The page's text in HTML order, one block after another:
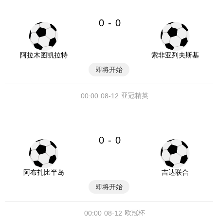
阿拉木图凯拉特
0 - 0
索非亚列夫斯基
即将开始
08-12
00:00 亚冠精英
阿布扎比半岛
0 - 0
吉达联合
即将开始
08-12
00:00 欧冠杯